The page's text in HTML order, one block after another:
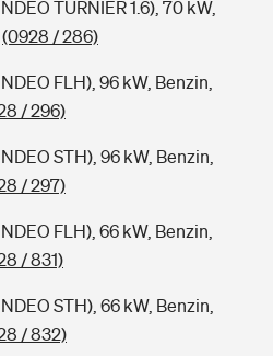
für deine Kids
TURNIER 1.6), 70 kW,
(0928 / 286)
FLH), 96 kW, Benzin,
/ 296)
STH), 96 kW, Benzin,
/ 297)
FLH), 66 kW, Benzin,
/ 831)
STH), 66 kW, Benzin,
/ 832)